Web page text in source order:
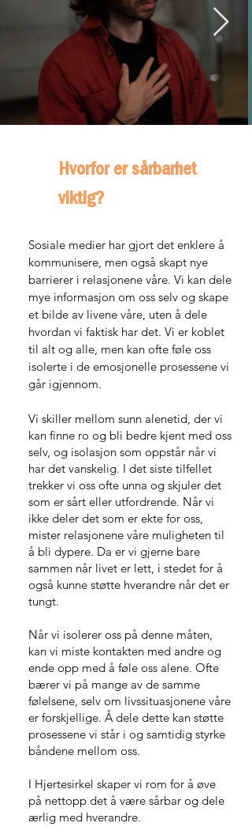
Hvorfor er sårbarhet
viktig?
Sosiale medier har gjort det enklere å
kommunisere, men også skapt nye
barrierer i relasjonene våre. Vi kan dele
mye informasjon om oss selv og skape
et bilde av livene våre, uten å dele
hvordan vi faktisk har det. Vi er koblet
til alt og alle, men kan ofte føle oss
isolerte i de emosjonelle prosessene vi
går igjennom.
Vi skiller mellom sunn alenetid, der vi
kan finne ro og bli bedre kjent med oss
selv, og isolasjon som oppstår når vi
har det vanskelig. I det siste tilfellet
trekker vi oss ofte unna og skjuler det
som er sårt eller utfordrende. Når vi
ikke deler det som er ekte for oss,
mister relasjonene våre muligheten til
å bli dypere. Da er vi gjerne bare
sammen når livet er lett, i stedet for å
også kunne støtte hverandre når det er
tungt.
Når vi isolerer oss på denne måten,
kan vi miste kontakten med andre og
ende opp med å føle oss alene. Ofte
bærer vi på mange av de samme
følelsene, selv om livssituasjonene våre
er forskjellige. Å dele dette kan støtte
prosessene vi står i og samtidig styrke
båndene mellom oss.
I Hjertesirkel skaper vi rom for å øve
på nettopp det å være sårbar og dele
ærlig med hverandre.